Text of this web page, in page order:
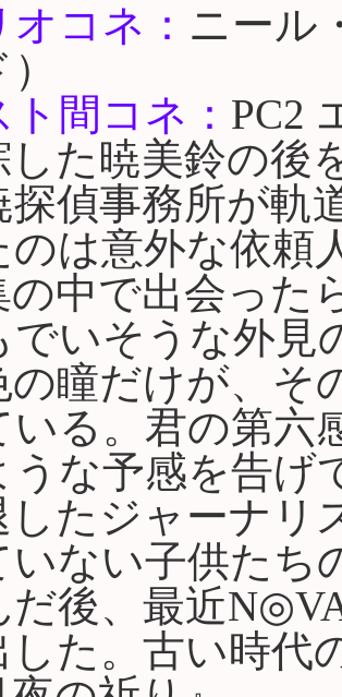
コネ： ニール
間コネ： PC2
た暁美鈴の後
探偵事務所が軌
のは意外な依頼
中で出会った
でいそうな外見
の瞳だけが、そ
いる。君の第六
うな予感を告げ
たジャーナリ
いない子供たち
だ後、最近
した。古い時代